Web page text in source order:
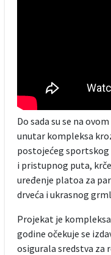
Do sada su se na
unutar kompleksa
postojećeg
i pristupnog puta,
uređenje platoa za
drveća i ukrasnog
Projekat je
godine očekuje se
osigurala sredstva za